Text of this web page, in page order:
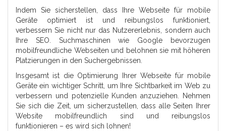
Indem Sie sicherstellen, dass Ihre Webseite für mobile
Geräte optimiert ist und reibungslos funktioniert,
verbessern Sie nicht nur das Nutzererlebnis, sondern auch
Ihre SEO. Suchmaschinen wie Google bevorzugen
mobilfreundliche Webseiten und belohnen sie mit höheren
Platzierungen in den Suchergebnissen.
Insgesamt ist die Optimierung Ihrer Webseite für mobile
Geräte ein wichtiger Schritt, um Ihre Sichtbarkeit im Web zu
verbessern und potenzielle Kunden anzuziehen. Nehmen
Sie sich die Zeit, um sicherzustellen, dass alle Seiten Ihrer
Website mobilfreundlich sind und reibungslos
funktionieren – es wird sich lohnen!